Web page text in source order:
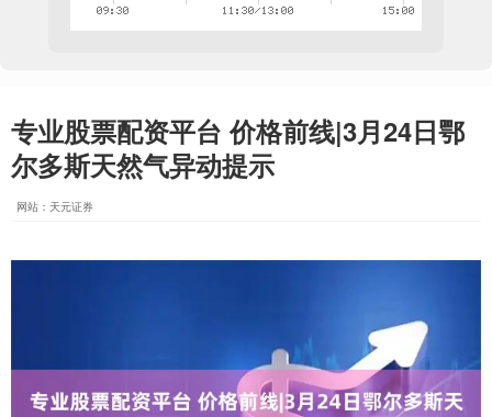
专业股票配资平台 价格前线|3月24日鄂
尔多斯天然气异动提示
网站：天元证券